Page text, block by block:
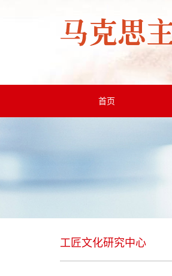
首页
工匠文化研究中心